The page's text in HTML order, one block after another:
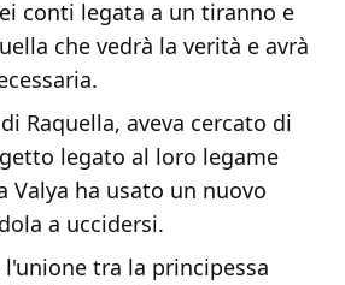
conti legata a un tiranno e
che vedrà la verità e avrà
Raquella, aveva cercato di
legato al loro legame
Valya ha usato un nuovo
a uccidersi.
tra la principessa